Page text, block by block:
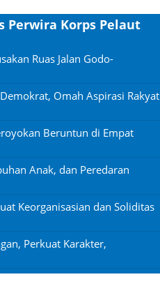
Perwira Korps Pelaut
Ruas Jalan Godo-
Omah Aspirasi Rakyat
Beruntun di Empat
Anak, dan Peredaran
Keorganisasian dan Soliditas
Perkuat Karakter,